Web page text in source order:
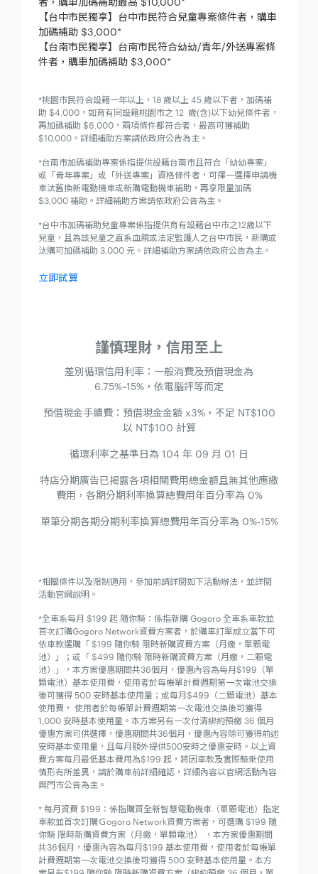
【台中市民獨享】台中市民符合兒童專案條件者，購車
加碼補助 $3,000*
【台南市民獨享】台南市民符合幼幼/青年/外送專案條
件者，購車加碼補助 $3,000*
*桃園市民符合設籍一年以上，18 歲以上 45 歲以下者，加碼補
助 $4,000，如育有同設籍桃園市之 12 歲(含)以下幼兒條件者，
再加碼補助 $6,000，兩項條件都符合者，最高可獲補助
$10,000。詳細補助方案請依政府公告為主。
*台南市加碼補助專案係指提供設籍台南市且符合「幼幼專案」
或「青年專案」或「外送專案」資格條件者，可擇一選擇申請機
車汰舊換新電動機車或新購電動機車補助，再享限量加碼
$3,000 補助。詳細補助方案請依政府公告為主。
*台中市加碼補助兒童專案係指提供育有設籍台中市之12歲以下
兒童，且為該兒童之直系血親或法定監護人之台中市民，新購或
汰購可加碼補助 3,000 元。詳細補助方案請依政府公告為主。
立即試算
謹慎理財，信用至上
差別循環信用利率：一般消費及預借現金為
6.75%~15%，依電腦評等而定
預借現金手續費：預借現金金額 x3%，不足 NT$100
以 NT$100 計算
循環利率之基準日為 104 年 09 月 01 日
特店分期廣告已揭露各項相關費用總金額且無其他應繳
費用，各期分期利率換算總費用年百分率為 0%
單筆分期各期分期利率換算總費用年百分率為 0%-15%
*相關條件以及限制適用，參加前請詳閱如下活動辦法，並詳閱
活動官網說明。
*全車系每月 $199 起 隨你騎：係指新購 Gogoro 全車系車款並
首次訂購Gogoro Network資費方案者，於購車訂單成立當下可
依車款選購「 $199 隨你騎 限時新購資費方案（月繳，單顆電
池）」；或「 $499 隨你騎 限時新購資費方案（月繳，二顆電
池）」，本方案優惠期間共36個月，優惠內容為每月$199（單
顆電池）基本使用費，使用者於每帳單計費週期第一次電池交換
後可獲得 500 安時基本使用量；或每月$499（二顆電池）基本
使用費， 使用者於每帳單計費週期第一次電池交換後可獲得
1,000 安時基本使用量。本方案另有一次付清綁約預繳 36 個月
優惠方案可供選擇，優惠期間共36個月，優惠內容除可獲得前述
安時基本使用量，且每月額外提供500安時之優惠安時。以上資
費方案每月最低基本費用為$199 起，將因車款及實際騎乘使用
情形有所差異，請於購車前詳細確認，詳細內容以官網活動內容
與門市公告為主。
* 每月資費 $199：係指購買全新智慧電動機車（單顆電池）指定
車款並首次訂購Ｇogoro Network資費方案者，可選購 $199 隨
你騎 限時新購資費方案（月繳，單顆電池） ，本方案優惠期間
共36個月，優惠內容為每月$199 基本使用費，使用者於每帳單
計費週期第一次電池交換後可獲得 500 安時基本使用量。本方